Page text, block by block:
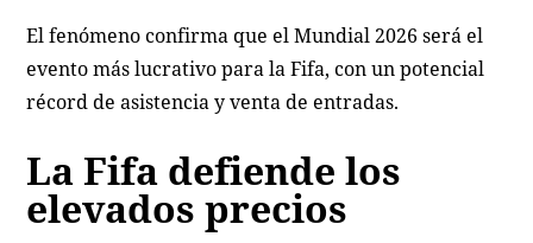
El fenómeno confirma que el Mundial 2026 será el
evento más lucrativo para la Fifa, con un potencial
récord de asistencia y venta de entradas.
La Fifa defiende los
elevados precios